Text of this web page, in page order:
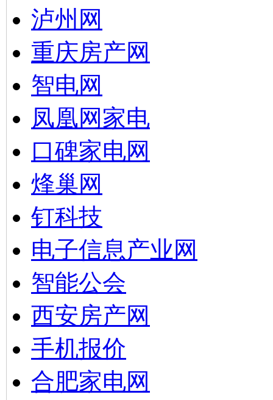
泸州网
重庆房产网
智电网
凤凰网家电
口碑家电网
烽巢网
钉科技
电子信息产业网
智能公会
西安房产网
手机报价
合肥家电网